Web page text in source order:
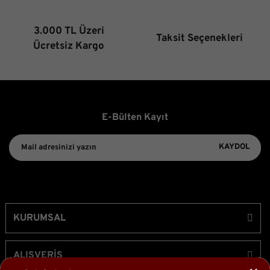
3.000 TL Üzeri
Ücretsiz Kargo
Taksit Seçenekleri
E-Bülten Kayıt
KAYDOL
KURUMSAL
ALIŞVERİŞ